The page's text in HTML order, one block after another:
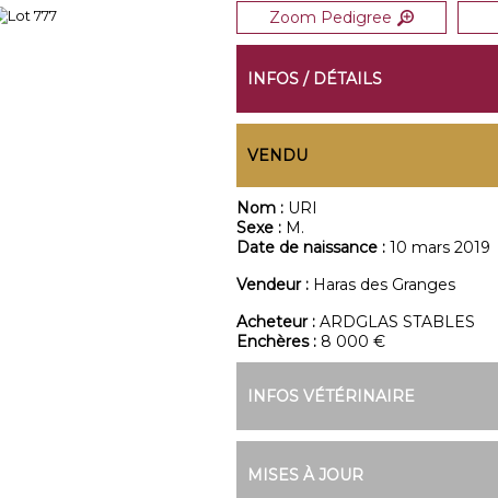
Zoom Pedigree
INFOS / DÉTAILS
VENDU
Nom : URI
Sexe : M.
Date de naissance : 10 mars 2019
Vendeur : Haras des Granges
Acheteur : ARDGLAS STABLES
Enchères : 8 000 €
INFOS VÉTÉRINAIRE
MISES À JOUR